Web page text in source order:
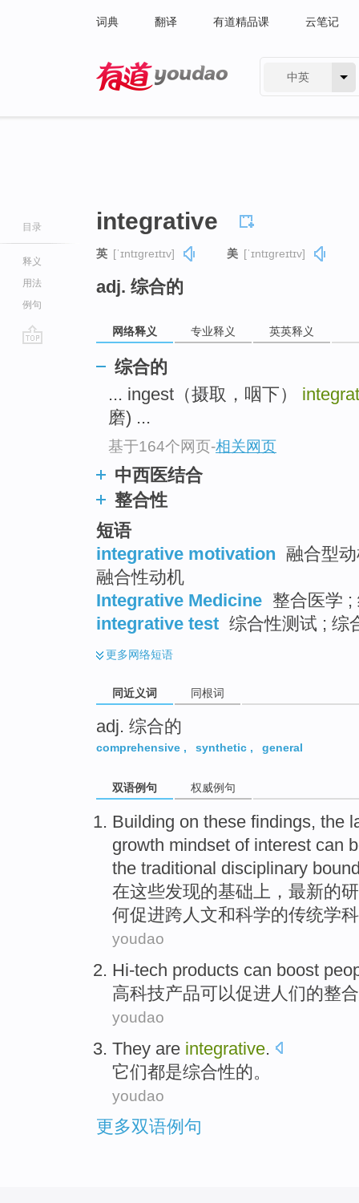
词典 翻译 有道精品课 云笔记
中英
目录
释义
用法
例句
integrative
英 [ˈɪntɪɡreɪtɪv] 美 [ˈɪntɪɡreɪtɪv]
adj. 综合的
网络释义 专业释义 英英释义
综合的
... ingest（摄取，咽下）
磨) ...
基于164个网页-相关网页
中西医结合
整合性
短语
integrative motivation 融合型
融合性动机
Integrative Medicine 整合医学 ;
integrative test 综合性测试 ; 综
更多网络短语
同近义词 同根词
adj. 综合的
comprehensive , synthetic , general
双语例句 权威例句
Building on these findings, the
growth mindset of interest can
the traditional disciplinary
在这些发现的基础上， 最新的
何促进跨 人文和科学的传统学科
youdao
Hi-tech products can boost
高科技产品可以促进 人们的整合
youdao
They are integrative.
它们都是综合性的。
youdao
更多双语例句